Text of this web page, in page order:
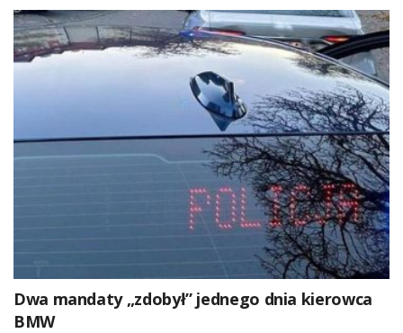
Dwa mandaty „zdobył” jednego dnia kierowca
BMW